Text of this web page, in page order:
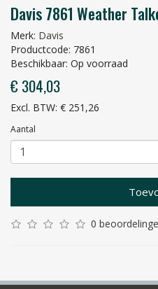
Davis 7861 Weather
Merk: Davis
Productcode: 7861
Beschikbaar: Op voorraad
€ 304,03
Excl. BTW: € 251,26
Aantal
0